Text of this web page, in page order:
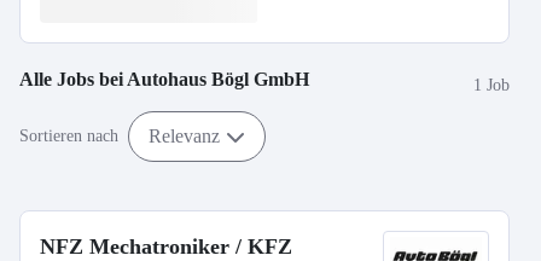
Alle Jobs bei Autohaus Bögl GmbH 1 Job
Sortieren nach Relevanz
NFZ Mechatroniker / KFZ